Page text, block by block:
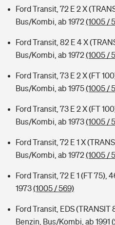
Ford Transit, 72 E 2 X
Bus/Kombi, ab 1972(1005 /
Ford Transit, 82 E 4 X
Bus/Kombi, ab 1972(1005 /
Ford Transit, 73 E 2 X (FT
Bus/Kombi, ab 1975(1005 /
Ford Transit, 73 E 2 X (FT
Bus/Kombi, ab 1973(1005 /
Ford Transit, 72 E 1 X
Bus/Kombi, ab 1972(1005 /
Ford Transit, 72 E 1 (FT 75),
1973(1005 / 569)
Ford Transit, EDS (TRANSIT
Benzin, Bus/Kombi, ab 1991